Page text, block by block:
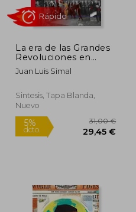
dcto.
La era de las Grandes
Revoluciones en
Europa y América
(1763-1848): 20
Juan Luis Simal
Sintesis, Tapa Blanda,
Nuevo